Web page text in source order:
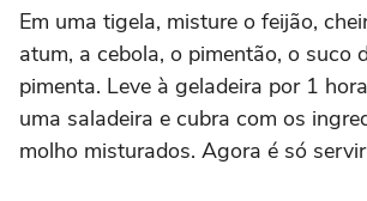
Em uma tigela, misture o feijão,
atum, a cebola, o pimentão, o suco
pimenta. Leve à geladeira por 1
uma saladeira e cubra com os
molho misturados. Agora é só